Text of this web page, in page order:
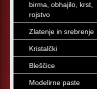
birma, obhajilo, krst,
rojstvo
Zlatenje in srebrenje
Kristalčki
Bleščice
Modelirne paste